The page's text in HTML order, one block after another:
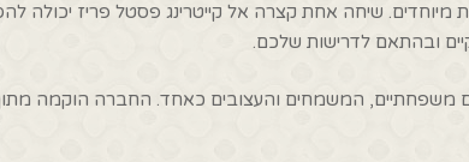
מיוחדים. שיחה אחת קצרה אל קייטרינג פסטל פריז
ובהתאם לדרישות שלכם.
משפחתיים, המשמחים והעצובים כאחד. החברה הוקמה